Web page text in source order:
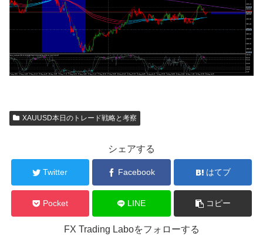
XAUUSD本日のトレード戦略と考察
シェアする
Twitter Facebook はてブ
Pocket LINE コピー
FX Trading Laboをフォローする